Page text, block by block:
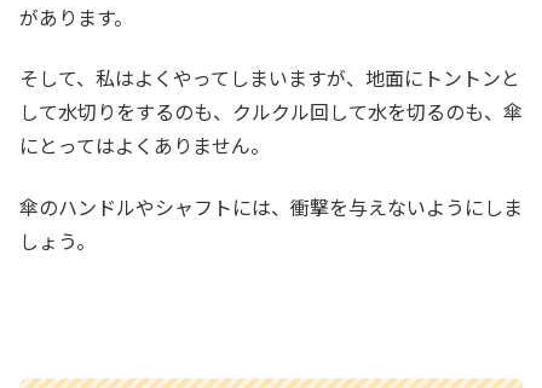
があります。
そして、私はよくやってしまいますが、地面にトントンと
して水切りをするのも、クルクル回して水を切るのも、傘
にとってはよくありません。
傘のハンドルやシャフトには、衝撃を与えないようにしま
しょう。